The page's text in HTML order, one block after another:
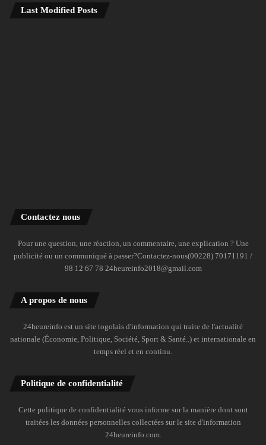
Last Modified Posts
Contactez nous
Pour une question, une réaction, un commentaire, une explication ? Une
publicité ou un communiqué à passer?Contactez-nous(00228) 70171191 /
98 12 67 78 24heureinfo2018@gmail.com
A propos de nous
24heureinfo est un site togolais d'information qui traite de l'actualité
nationale (Économie, Politique, Société, Sport & Santé..) et internationale en
temps réel et en continu.
Politique de confidentialité
Cette politique de confidentialité vous informe sur la manière dont sont
traitées les données personnelles collectées sur le site d'information
24heureinfo.com.